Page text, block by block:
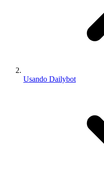
Usando Dailybot